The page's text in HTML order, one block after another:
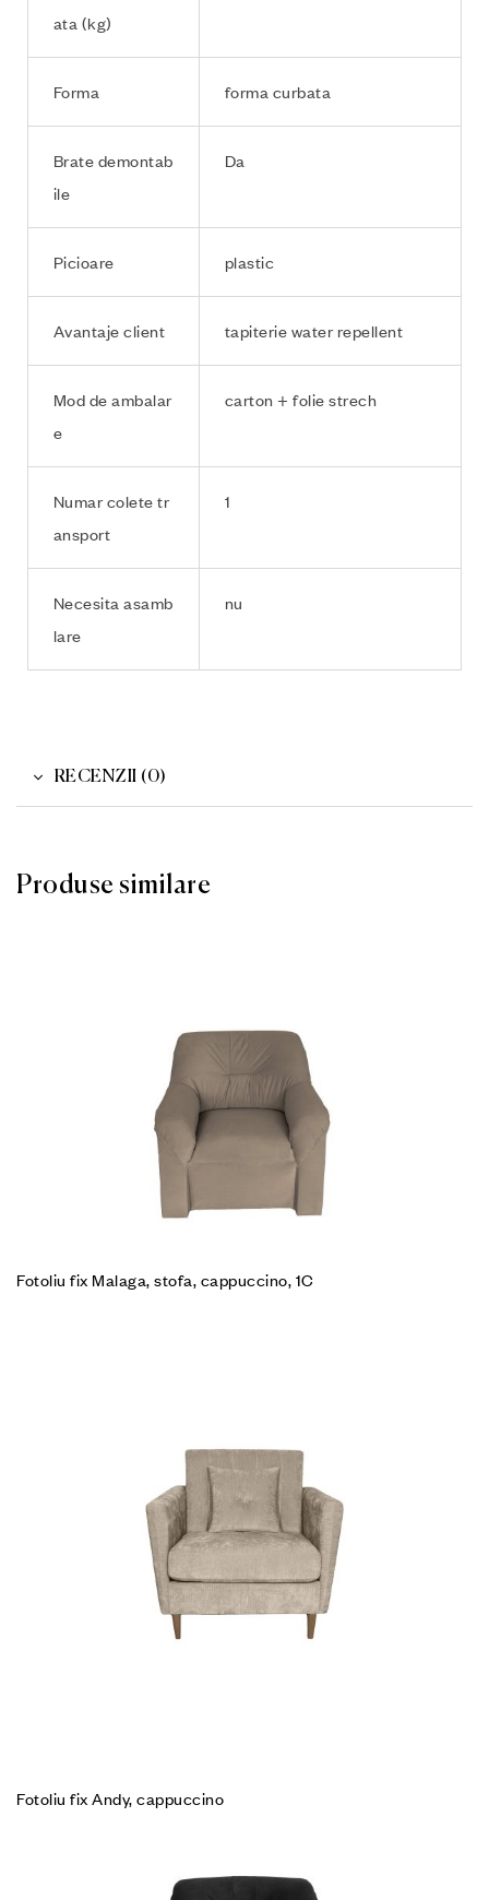
ata (kg)
Forma forma curbata
Brate demontab
ile
Da
Picioare plastic
Avantaje client tapiterie water repellent
Mod de ambalar
e
carton + folie strech
Numar colete tr
ansport
1
Necesita asamb
lare
nu
RECENZII (0)
Produse similare
Fotoliu fix Malaga, stofa, cappuccino, 1C
Fotoliu fix Andy, cappuccino